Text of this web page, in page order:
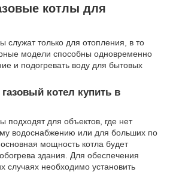
котлы для
служат только для отопления, в то
модели способны одновременно
и подогревать воду для бытовых
котел купить в
подходят для объектов, где нет
водоснабжению или для больших по
мощность котла будет
здания. Для обеспечения
случаях необходимо установить